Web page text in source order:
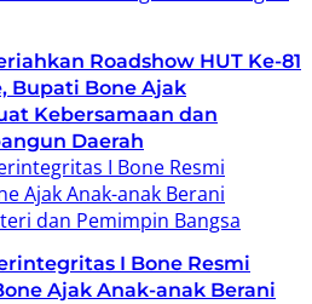
Roadshow HUT Ke-81
Bupati Bone Ajak
Kebersamaan dan
Daerah
I Bone Resmi
Ajak Anak-anak Berani